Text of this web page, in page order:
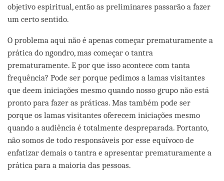
objetivo espiritual, então as preliminares passarão a fazer
um certo sentido.
O problema aqui não é apenas começar prematuramente a
prática do ngondro, mas começar o tantra
prematuramente. E por que isso acontece com tanta
frequência? Pode ser porque pedimos a lamas visitantes
que deem iniciações mesmo quando nosso grupo não está
pronto para fazer as práticas. Mas também pode ser
porque os lamas visitantes oferecem iniciações mesmo
quando a audiência é totalmente despreparada. Portanto,
não somos de todo responsáveis por esse equívoco de
enfatizar demais o tantra e apresentar prematuramente a
prática para a maioria das pessoas.